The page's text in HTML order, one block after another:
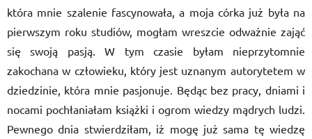
która mnie szalenie fascynowała, a moja córka już była na
pierwszym roku studiów, mogłam wreszcie odważnie zająć
się swoją pasją. W tym czasie byłam nieprzytomnie
zakochana w człowieku, który jest uznanym autorytetem w
dziedzinie, która mnie pasjonuje. Będąc bez pracy, dniami i
nocami pochłaniałam książki i ogrom wiedzy mądrych ludzi.
Pewnego dnia stwierdziłam, iż mogę już sama tę wiedzę